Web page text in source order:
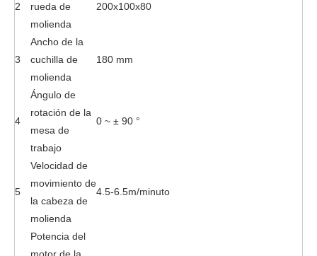
2
rueda de
molienda
200x100x80
3
Ancho de la
cuchilla de
molienda
180 mm
4
Ángulo de
rotación de la
mesa de
trabajo
0 ~ ± 90 °
5
Velocidad de
movimiento de
la cabeza de
molienda
4.5-6.5m/minuto
Potencia del